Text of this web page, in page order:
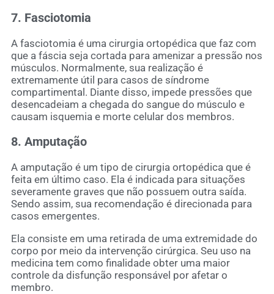
7. Fasciotomia
A fasciotomia é uma cirurgia ortopédica que faz com
que a fáscia seja cortada para amenizar a pressão nos
músculos. Normalmente, sua realização é
extremamente útil para casos de síndrome
compartimental. Diante disso, impede pressões que
desencadeiam a chegada do sangue do músculo e
causam isquemia e morte celular dos membros.
8. Amputação
A amputação é um tipo de cirurgia ortopédica que é
feita em último caso. Ela é indicada para situações
severamente graves que não possuem outra saída.
Sendo assim, sua recomendação é direcionada para
casos emergentes.
Ela consiste em uma retirada de uma extremidade do
corpo por meio da intervenção cirúrgica. Seu uso na
medicina tem como finalidade obter uma maior
controle da disfunção responsável por afetar o
membro.